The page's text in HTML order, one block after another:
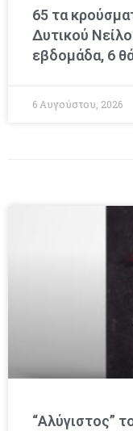
65 τα
Δυτικού
εβδομάδα, 6
6 Αυγούστου, 2026
“Αλύγιστος”